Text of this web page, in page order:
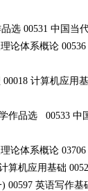
选 00531 中国当
论体系概论
计算机应用
作品选 00533 中
论体系概论
算机应用基础
00597 英语写作基